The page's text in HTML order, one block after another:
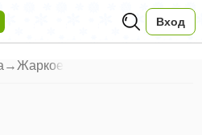
Вход
→ Жаркое